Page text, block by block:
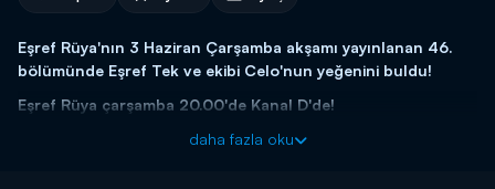
Eşref Rüya'nın 3 Haziran Çarşamba akşamı yayınlanan 46.
bölümünde Eşref Tek ve ekibi Celo'nun yeğenini buldu!
Eşref Rüya çarşamba 20.00'de Kanal D'de!
daha fazla oku